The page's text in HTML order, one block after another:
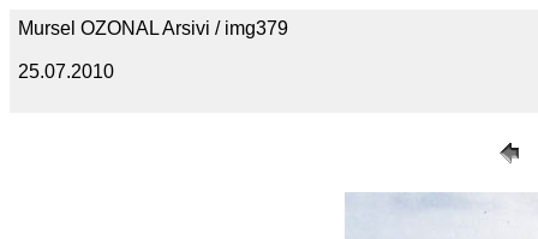
Mursel OZONAL Arsivi / img379
25.07.2010